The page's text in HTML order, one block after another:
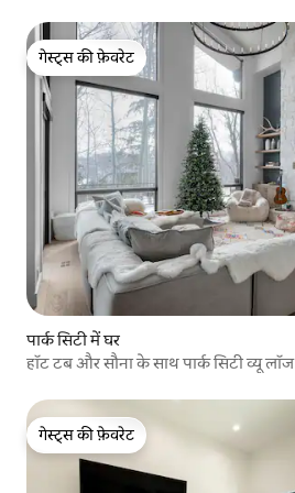
गेस्ट्स की फ़ेवरेट
गेस्ट्स की फ़ेवरेट
पार्क सिटी में घर
हॉट टब और सौना के साथ पार्क सिटी व्यू लॉज
गेस्ट्स की फ़ेवरेट
गेस्ट्स की फ़ेवरेट